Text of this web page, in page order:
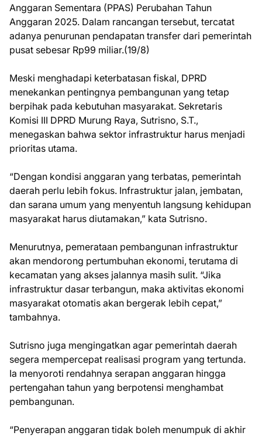
Anggaran Sementara (PPAS) Perubahan Tahun
Anggaran 2025. Dalam rancangan tersebut, tercatat
adanya penurunan pendapatan transfer dari pemerintah
pusat sebesar Rp99 miliar.(19/8)
Meski menghadapi keterbatasan fiskal, DPRD
menekankan pentingnya pembangunan yang tetap
berpihak pada kebutuhan masyarakat. Sekretaris
Komisi III DPRD Murung Raya, Sutrisno, S.T.,
menegaskan bahwa sektor infrastruktur harus menjadi
prioritas utama.
“Dengan kondisi anggaran yang terbatas, pemerintah
daerah perlu lebih fokus. Infrastruktur jalan, jembatan,
dan sarana umum yang menyentuh langsung kehidupan
masyarakat harus diutamakan,” kata Sutrisno.
Menurutnya, pemerataan pembangunan infrastruktur
akan mendorong pertumbuhan ekonomi, terutama di
kecamatan yang akses jalannya masih sulit. “Jika
infrastruktur dasar terbangun, maka aktivitas ekonomi
masyarakat otomatis akan bergerak lebih cepat,”
tambahnya.
Sutrisno juga mengingatkan agar pemerintah daerah
segera mempercepat realisasi program yang tertunda.
Ia menyoroti rendahnya serapan anggaran hingga
pertengahan tahun yang berpotensi menghambat
pembangunan.
“Penyerapan anggaran tidak boleh menumpuk di akhir